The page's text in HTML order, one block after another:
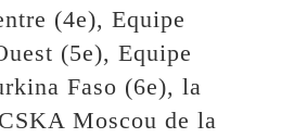
(4e), Equipe
(5e), Equipe
Faso (6e), la
Moscou de la